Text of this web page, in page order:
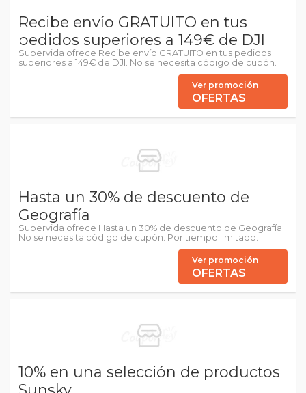
Recibe envío GRATUITO en tus
pedidos superiores a 149€ de DJI
Supervida ofrece Recibe envío GRATUITO en tus pedidos
superiores a 149€ de DJI. No se necesita código de cupón.
Ver promoción
OFERTAS
Hasta un 30% de descuento de
Geografía
Supervida ofrece Hasta un 30% de descuento de Geografía.
No se necesita código de cupón. Por tiempo limitado.
Ver promoción
OFERTAS
10% en una selección de productos
Sunsky